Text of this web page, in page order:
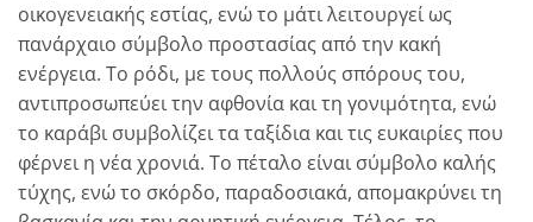
οικογενειακής εστίας, ενώ το μάτι λειτουργεί ως
πανάρχαιο σύμβολο προστασίας από την κακή
ενέργεια. Το ρόδι, με τους πολλούς σπόρους του,
αντιπροσωπεύει την αφθονία και τη γονιμότητα, ενώ
το καράβι συμβολίζει τα ταξίδια και τις ευκαιρίες που
φέρνει η νέα χρονιά. Το πέταλο είναι σύμβολο καλής
τύχης, ενώ το σκόρδο, παραδοσιακά, απομακρύνει τη